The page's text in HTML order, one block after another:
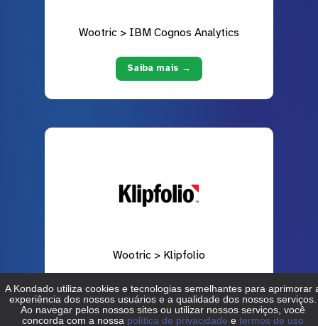
Wootric > IBM Cognos Analytics
Saiba mais →
Wootric > Klipfolio
Saiba mais →